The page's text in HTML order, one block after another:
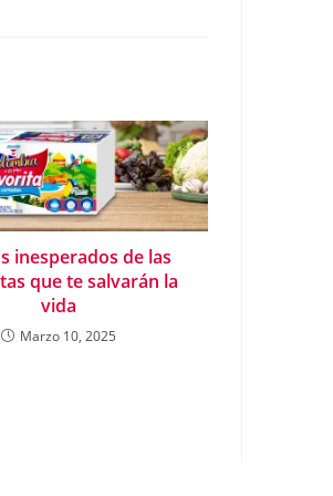
inesperados de las
que te salvarán la
vida
Marzo 10, 2025